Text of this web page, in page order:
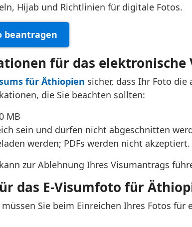
Hijab und Richtlinien für digitale Fotos.
beantragen
für das
für Äthiopien sicher, dass Ihr Foto
die Sie beachten sollten:
MB
sein und dürfen nicht abgeschnitten
werden; PDFs werden nicht akzeptiert.
zur Ablehnung Ihres Visumantrags
das E-Visumfoto für
Sie beim Einreichen Ihres Fotos